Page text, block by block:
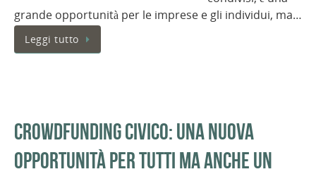
grande opportunità per le imprese e gli individui, ma…
Leggi tutto
Crowdfunding civico: una nuova
opportunità per tutti ma anche un